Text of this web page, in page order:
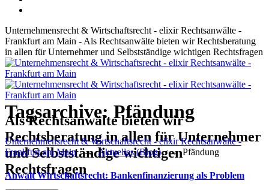
Unternehmensrecht & Wirtschaftsrecht - elixir Rechtsanwälte -
Frankfurt am Main - Als Rechtsanwälte bieten wir Rechtsberatung
in allen für Unternehmer und Selbstständige wichtigen Rechtsfragen
Als Rechtsanwälte bieten wir
Rechtsberatung in allen für Unternehmer
und Selbstständige wichtigen
Rechtsfragen
Tagsarchive:Pfändung
Unternehmensrecht & Wirtschaftsrecht - elixir Rechtsanwälte -
Frankfurt am Main →Aktuelles (Blog)→Pfändung
Anwalt Wirtschaftsrecht: Bankenfinanzierung als Problem